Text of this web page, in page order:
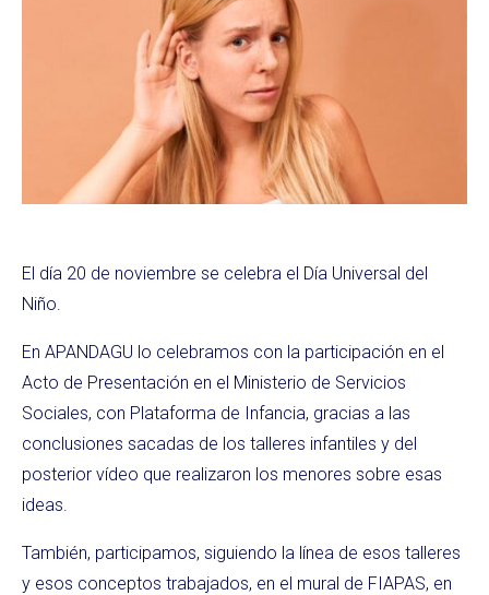
El día 20 de noviembre se celebra el Día Universal del
Niño.
En APANDAGU lo celebramos con la participación en el
Acto de Presentación en el Ministerio de Servicios
Sociales, con Plataforma de Infancia, gracias a las
conclusiones sacadas de los talleres infantiles y del
posterior vídeo que realizaron los menores sobre esas
ideas.
También, participamos, siguiendo la línea de esos talleres
y esos conceptos trabajados, en el mural de FIAPAS, en